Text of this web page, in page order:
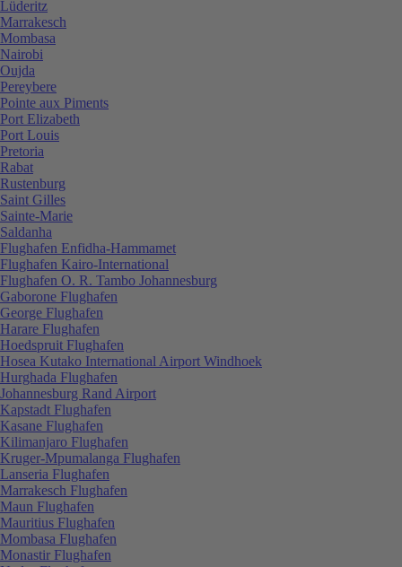
Lüderitz
Marrakesch
Mombasa
Nairobi
Oujda
Pereybere
Pointe aux Piments
Port Elizabeth
Port Louis
Pretoria
Rabat
Rustenburg
Saint Gilles
Sainte-Marie
Saldanha
Flughafen Enfidha-Hammamet
Flughafen Kairo-International
Flughafen O. R. Tambo Johannesburg
Gaborone Flughafen
George Flughafen
Harare Flughafen
Hoedspruit Flughafen
Hosea Kutako International Airport Windhoek
Hurghada Flughafen
Johannesburg Rand Airport
Kapstadt Flughafen
Kasane Flughafen
Kilimanjaro Flughafen
Kruger-Mpumalanga Flughafen
Lanseria Flughafen
Marrakesch Flughafen
Maun Flughafen
Mauritius Flughafen
Mombasa Flughafen
Monastir Flughafen